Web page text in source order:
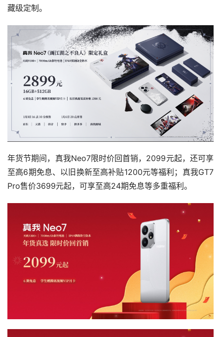
藏级定制。
年货节期间，真我Neo7限时价回首销，2099元起，还可享
至高6期免息、以旧换新至高补贴1200元等福利；真我GT7
Pro售价3699元起，可享至高24期免息等多重福利。